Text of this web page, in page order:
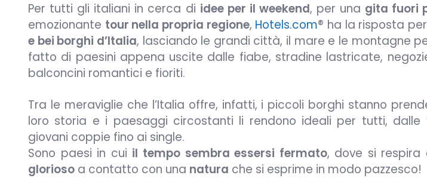
Per tutti gli italiani in cerca di idee per il weekend, per una gita fuori
emozionante tour nella propria regione, Hotels.com® ha la risposta
e bei borghi d’Italia, lasciando le grandi città, il mare e le montagne
fatto di paesini appena uscite dalle fiabe, stradine lastricate,
balconcini romantici e fioriti.
Tra le meraviglie che l’Italia offre, infatti, i piccoli borghi stanno
loro storia e i paesaggi circostanti li rendono ideali per tutti, dalle
giovani coppie fino ai single.
Sono paesi in cui il tempo sembra essersi fermato, dove si respira
glorioso a contatto con una natura che si esprime in modo pazzesco!